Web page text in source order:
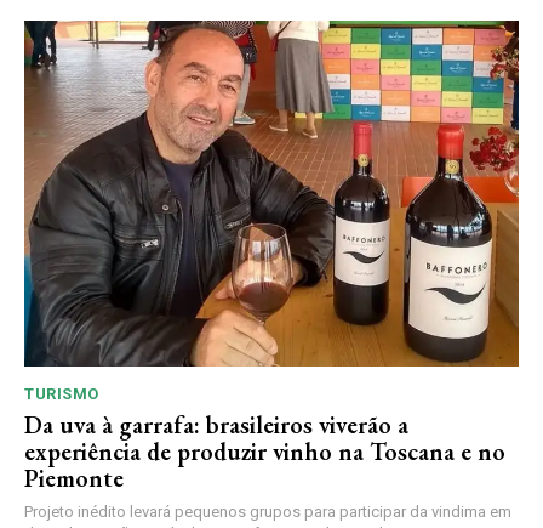
TURISMO
Da uva à garrafa: brasileiros viverão a
experiência de produzir vinho na Toscana e no
Piemonte
Projeto inédito levará pequenos grupos para participar da vindima em